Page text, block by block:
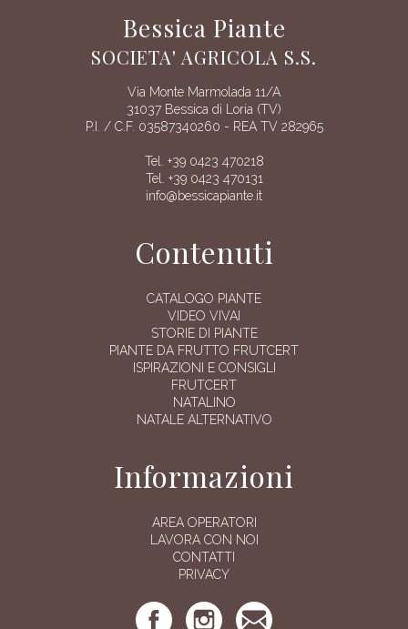
Bessica Piante
SOCIETA' AGRICOLA S.S.
Via Monte Marmolada 11/A
31037 Bessica di Loria (TV)
P.I. / C.F. 03587340260 - REA TV 282965
Tel. +39 0423 470218
Tel. +39 0423 470131
info@bessicapiante.it
Contenuti
CATALOGO PIANTE
VIDEO VIVAI
STORIE DI PIANTE
PIANTE DA FRUTTO FRUTCERT
ISPIRAZIONI E CONSIGLI
FRUTCERT
NATALINO
NATALE ALTERNATIVO
Informazioni
AREA OPERATORI
LAVORA CON NOI
CONTATTI
PRIVACY